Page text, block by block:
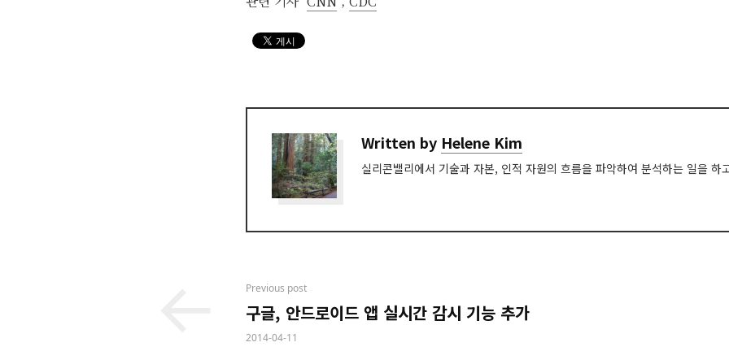
Written by Helene Kim
실리콘밸리에서 기술과 자본, 인적 자원의 흐름을 파악하여 분석하는 일을 하
navigation
Previous post
구글, 안드로이드 앱 실시간 감시 기능 추가
2014-04-11